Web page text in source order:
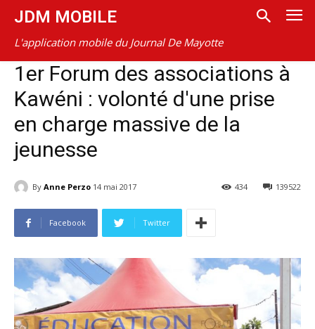
JDM MOBILE
L'application mobile du Journal De Mayotte
1er Forum des associations à
Kawéni : volonté d'une prise
en charge massive de la
jeunesse
By Anne Perzo 14 mai 2017 139522
434
Facebook Twitter